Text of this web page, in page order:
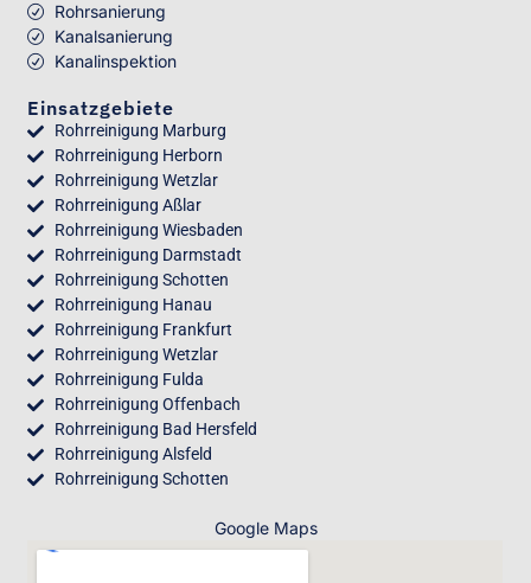
Rohrsanierung
Kanalsanierung
Kanalinspektion
Einsatzgebiete
Rohrreinigung Marburg
Rohrreinigung Herborn
Rohrreinigung Wetzlar
Rohrreinigung Aßlar
Rohrreinigung Wiesbaden
Rohrreinigung Darmstadt
Rohrreinigung Schotten
Rohrreinigung Hanau
Rohrreinigung Frankfurt
Rohrreinigung Wetzlar
Rohrreinigung Fulda
Rohrreinigung Offenbach
Rohrreinigung Bad Hersfeld
Rohrreinigung Alsfeld
Rohrreinigung Schotten
Google Maps